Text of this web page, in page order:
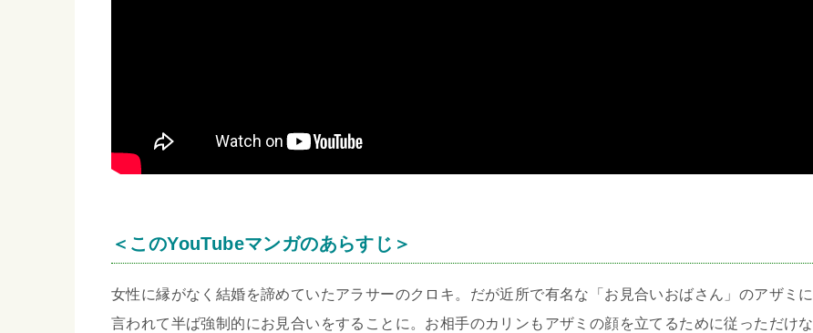
＜このYouTubeマンガのあらすじ＞
女性に縁がなく結婚を諦めていたアラサーのクロキ。だが近所で有名な「お見合いおばさん」のアザミに
言われて半ば強制的にお見合いをすることに。お相手のカリンもアザミの顔を立てるために従っただけな